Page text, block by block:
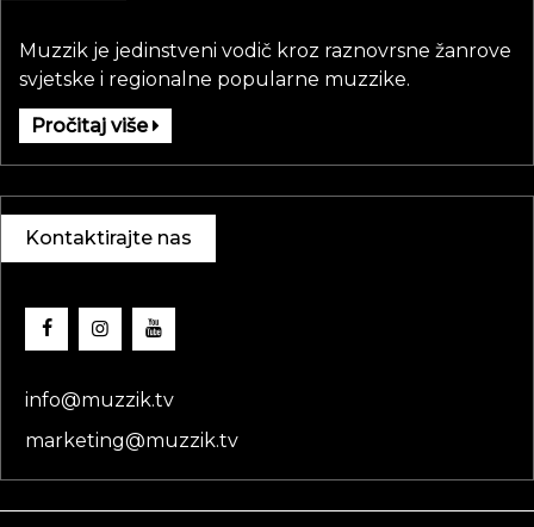
Muzzik je jedinstveni vodič kroz raznovrsne žanrove
svjetske i regionalne popularne muzzike.
Pročitaj više
Kontaktirajte nas
info@muzzik.tv
marketing@muzzik.tv